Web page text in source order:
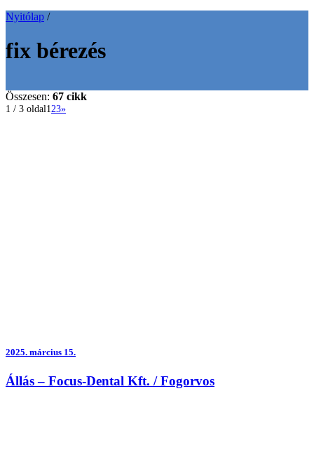
Nyitólap /
fix bérezés
Összesen: 67 cikk
1 / 3 oldal123»
2025. március 15.
Állás – Focus-Dental Kft. / Fogorvos